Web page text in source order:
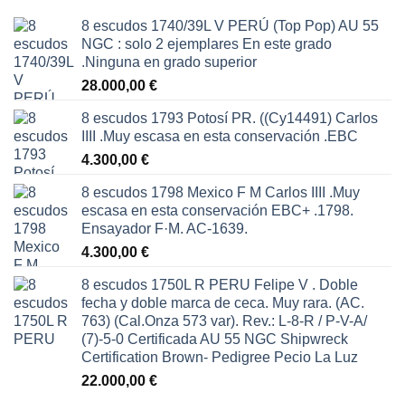
8 escudos 1740/39L V PERÚ (Top Pop) AU 55
NGC : solo 2 ejemplares En este grado
.Ninguna en grado superior
28.000,00 €
8 escudos 1793 Potosí PR. ((Cy14491) Carlos
IIII .Muy escasa en esta conservación .EBC
4.300,00 €
8 escudos 1798 Mexico F M Carlos IIII .Muy
escasa en esta conservación EBC+ .1798.
Ensayador F·M. AC-1639.
4.300,00 €
8 escudos 1750L R PERU Felipe V . Doble
fecha y doble marca de ceca. Muy rara. (AC.
763) (Cal.Onza 573 var). Rev.: L-8-R / P-V-A/
(7)-5-0 Certificada AU 55 NGC Shipwreck
Certification Brown- Pedigree Pecio La Luz
22.000,00 €